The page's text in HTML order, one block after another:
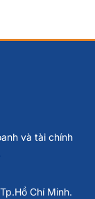
và tài chính
Chí Minh.